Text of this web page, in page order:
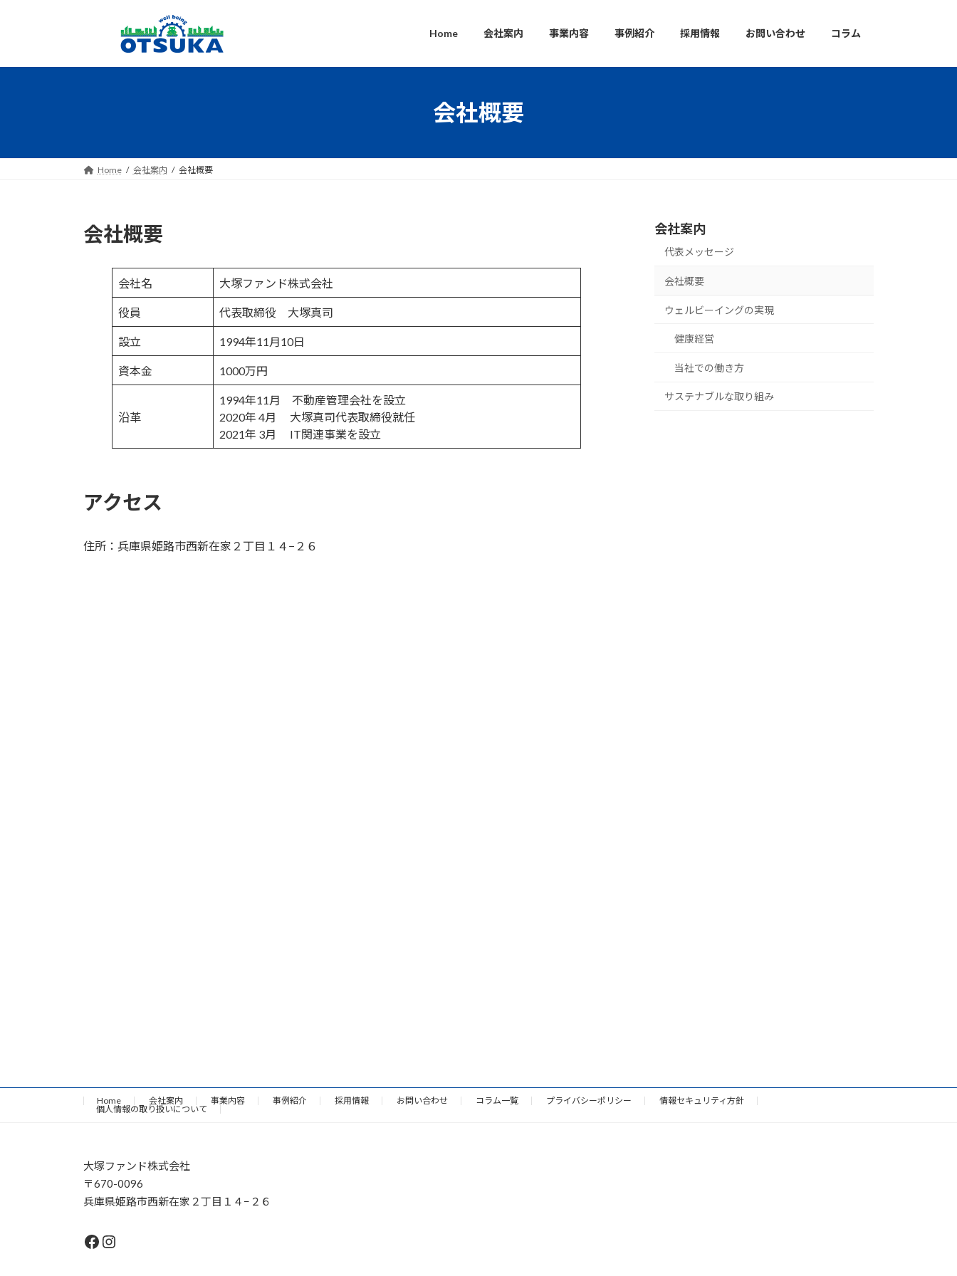
プ
動
Home 会社案内 事業内容 事例紹介 採用情報 お問い合わせ コラム
会社概要
Home 会社案内 会社概要
会社概要
会社名 大塚ファンド株式会社
役員 代表取締役 大塚真司
設立 1994年11月10日
資本金 1000万円
沿革
1994年11月 不動産管理会社を設立
2020年 4月 大塚真司代表取締役就任
2021年 3月 IT関連事業を設立
アクセス
住所：兵庫県姫路市西新在家２丁目１４−２６
会社案内
代表メッセージ
会社概要
ウェルビーイングの実現
健康経営
当社での働き方
サステナブルな取り組み
Home 会社案内 事業内容 事例紹介 採用情報 お問い合わせ コラム一覧 プライバシーポリシー
情報セキュリティ方針
個人情報の取り扱いについて
大塚ファンド株式会社
〒670-0096
兵庫県姫路市西新在家２丁目１４−２６
Facebook
Instagram